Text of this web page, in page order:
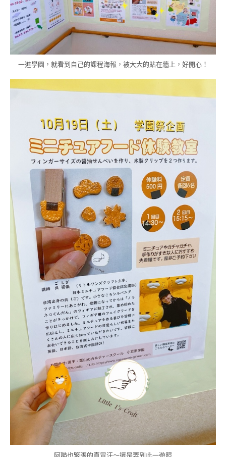
一進學園，就看到自己的課程海報，被大大的貼在牆上，好開心！
阿喵也緊張的直冒汗～還是要到此一遊照